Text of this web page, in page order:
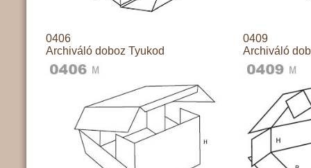
0406
Archiváló doboz Tyukod
0409
Archiváló